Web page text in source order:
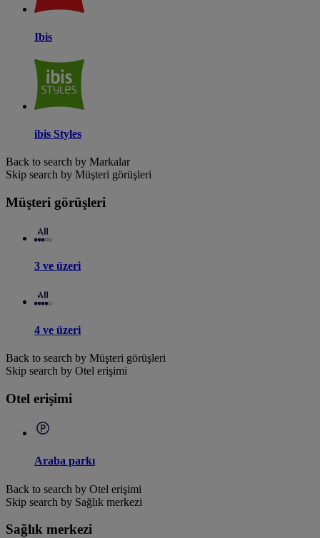
Ibis
ibis Styles
Back to search by Markalar
Skip search by Müşteri görüşleri
Müşteri görüşleri
3 ve üzeri
4 ve üzeri
Back to search by Müşteri görüşleri
Skip search by Otel erişimi
Otel erişimi
Araba parkı
Back to search by Otel erişimi
Skip search by Sağlık merkezi
Sağlık merkezi